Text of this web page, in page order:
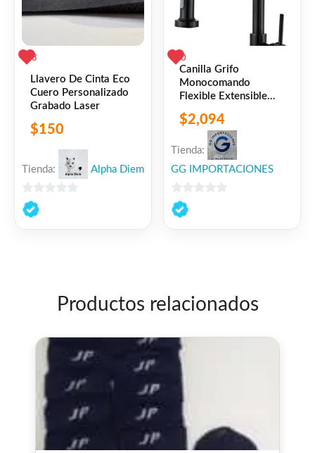
3
Llavero De Cinta Eco
Cuero Personalizado
Grabado Laser
$150
Tienda: Alpha Diem
0
de
0
Canilla Grifo
Monocomando
Flexible Extensible
Cocina Mesada Negro
Mate
$2,094
Tienda:
GG IMPORTACIONES
0
de
Productos relacionados